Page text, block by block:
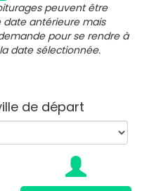
peuvent être
date antérieure mais
pour se rendre à
date sélectionnée.
de départ